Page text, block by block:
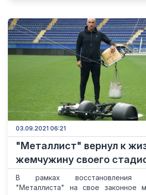
03.09.2021 06:21
"Металлист" вернул к
жемчужину своего
В рамках восстановления
"Металлиста" на свое законное